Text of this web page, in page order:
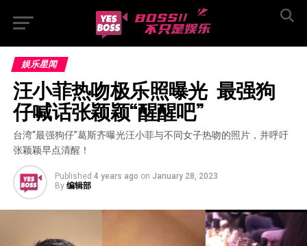
娱乐星闻
汪小菲热吻极乐照曝光  最强狗
仔喊话张颖颖“醒醒吧”
台湾“最强狗仔”葛斯齐曝光汪小菲与不同女子热吻的照片，并呼吁
张颖颖早点清醒！
Published 4 years ago on January 28, 2023
By 编辑部